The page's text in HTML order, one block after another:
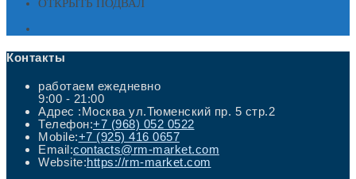
ОТКРЫТЬ ПОДВАЛ
Контакты
работаем ежедневно
9:00 - 21:00
Адрес :Москва ул.Тюменский пр. 5 стр.2
Телефон:+7 (968) 052 0522Откроется
вашем
приложении
Mobile:+7 (925) 416 0657Откроется
в
вашем
приложении
Email:contacts@rm-market.com
Website:https://rm-market.com